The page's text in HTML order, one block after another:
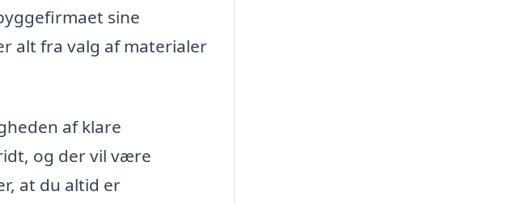
sine
alt fra valg af materialer
af klare
og der vil være
at du altid er